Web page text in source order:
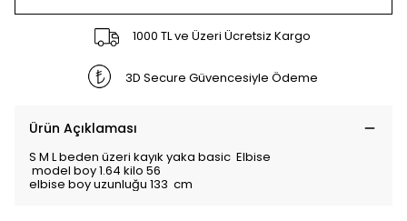
1000 TL ve Üzeri Ücretsiz Kargo
3D Secure Güvencesiyle Ödeme
Ürün Açıklaması
S M L beden üzeri kayık yaka basic Elbise
model boy 1.64 kilo 56
elbise boy uzunluğu 133 cm